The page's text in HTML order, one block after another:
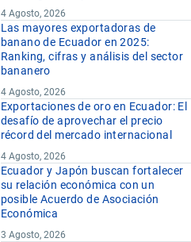
4 Agosto, 2026
Las mayores exportadoras de
banano de Ecuador en 2025:
Ranking, cifras y análisis del sector
bananero
4 Agosto, 2026
Exportaciones de oro en Ecuador: El
desafío de aprovechar el precio
récord del mercado internacional
4 Agosto, 2026
Ecuador y Japón buscan fortalecer
su relación económica con un
posible Acuerdo de Asociación
Económica
3 Agosto, 2026